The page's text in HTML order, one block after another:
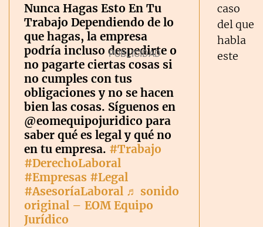
Nunca Hagas Esto En Tu
Trabajo Dependiendo de lo
que hagas, la empresa
podría incluso despedirte o
no pagarte ciertas cosas si
no cumples con tus
obligaciones y no se hacen
bien las cosas. Síguenos en
@eomequipojuridico para
saber qué es legal y qué no
en tu empresa. #Trabajo
#DerechoLaboral
#Empresas #Legal
#AsesoríaLaboral ♬ sonido
original – EOM Equipo
Jurídico
caso
del que
habla
este